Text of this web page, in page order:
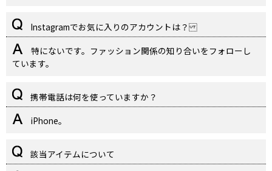
Instagramでお気に入りのアカウントは？
特にないです。ファッション関係の知り合いをフォローし
ています。
携帯電話は何を使っていますか？
iPhone。
該当アイテムについて